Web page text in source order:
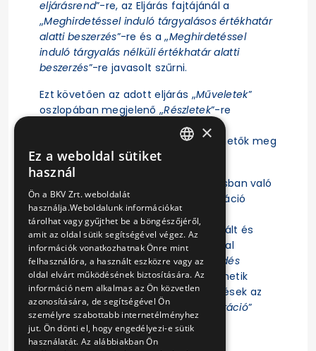
eljárásrend”-re, az Eljárás fajtájánál a
„Meghirdetéssel induló tárgyalásos értékhatár
alatti beszerzés”-re és a „Meghirdetéssel
induló tárgyalás nélküli értékhatár alatti
beszerzés”-re javasolt szűrni.
Ezt követően az adott eljárás „Műveletek”
oszlopában megjelenő „Részletek”-re
kattintás után érhető el az eljárás
ajánlattételi felhívása, illetve tekinthetők meg
az eljárásra vonatkozó főbb adatok.
Felhívjuk a figyelmet, hogy az eljárásban való
részvételhez az EKR-be való regisztráció
szükséges! Az eljárás további
dokumentumait az EKR-ben regisztrált és
ajánlat összeállítására jogosultsággal
rendelkező Felhasználók az „Érdeklődés
jelzése” funkció indítása után tekinthetik
meg. Az eljárással kapcsolatos kérdések az
EKR-ben erre létrehozott „
Kommunikáció”
felületen tehetők fel.
×
Ez a weboldal sütiket
használ
Ön a BKV Zrt. weboldalát
használja.Weboldalunk információkat
tárolhat vagy gyűjthet be a böngészőjéről,
amit az oldal sütik segítségével végez. Az
információk vonatkozhatnak Önre mint
felhasználóra, a használt eszközre vagy az
oldal elvárt működésének biztosítására. Az
információ nem alkalmas az Ön közvetlen
azonosítására, de segítségével Ön
személyre szabottabb internetélményhez
jut. Ön dönti el, hogy engedélyezi-e sütik
használatát. Az alábbiakban Ön